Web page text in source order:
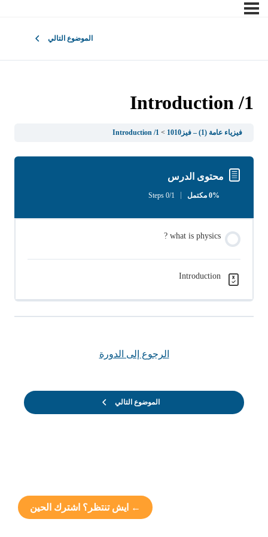
الموضوع التالي
1/ Introduction
فيزياء عامة (1) – فيز1010 1/ Introduction
محتوى الدرس
0% مكتمل 0/1 Steps
what is physics ?
Introduction
الرجوع إلى الدورة
الموضوع التالي
← ايش تنتظر؟ اشترك الحين